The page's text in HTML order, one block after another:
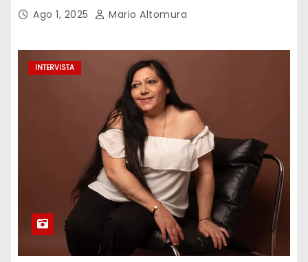
Ago 1, 2025 Mario Altomura
INTERVISTA